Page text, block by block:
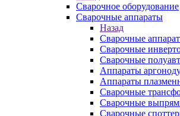
Сварочное оборудование
Сварочные аппараты
Назад
Сварочные
Сварочные
Сварочные
Аппараты
Аппараты
Сварочные
Сварочные
Сварочные